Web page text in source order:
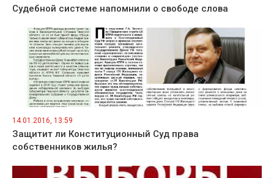
Судебной системе напомнили о свободе слова
14.01.2016, 13:59
Защитит ли Конституционный Суд права
собственников жилья?